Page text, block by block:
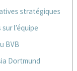
stratégiques
l’équipe
BVB
Dortmund